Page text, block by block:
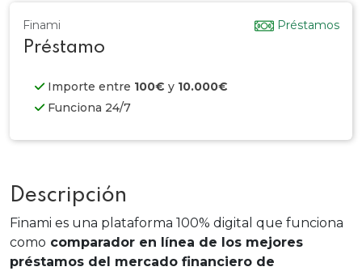
Finami Préstamos
Préstamo
Importe entre 100€ y 10.000€
Funciona 24/7
Descripción
Finami es una plataforma 100% digital que funciona
como comparador en línea de los mejores
préstamos del mercado financiero de